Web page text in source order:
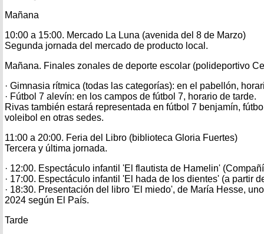
Mañana
10:00 a 15:00. Mercado La Luna (avenida del 8 de Marzo)
Segunda jornada del mercado de producto local.
Mañana. Finales zonales de deporte escolar (polideportivo
· Gimnasia rítmica (todas las categorías): en el pabellón,
· Fútbol 7 alevín: en los campos de fútbol 7, horario de tarde.
Rivas también estará representada en fútbol 7 benjamín,
voleibol en otras sedes.
11:00 a 20:00. Feria del Libro (biblioteca Gloria Fuertes)
Tercera y última jornada.
· 12:00. Espectáculo infantil 'El flautista de Hamelin'
· 17:00. Espectáculo infantil 'El hada de los dientes' (a partir
· 18:30. Presentación del libro 'El miedo', de María Hesse,
2024 según El País.
Tarde